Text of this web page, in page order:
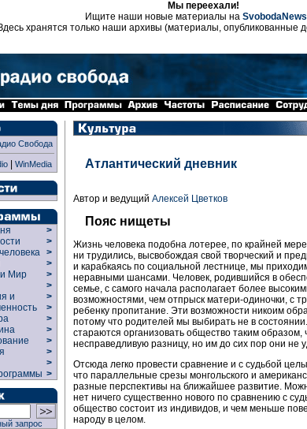
Мы переехали!
Ищите наши новые материалы на
хранятся только наши архивы (материалы, опубликованные
Свобода
| WinMedia
>
>
>
>
Мир
>
>
и
>
>
>
>
>
>
>
>
запрос
Атлантический дневник
Автор и ведущий Алексей Цветков
Пояс нищеты
Жизнь человека подобна лотерее, по крайней
ни трудились, высвобождая свой творческий и
и карабкаясь по социальной лестнице, мы
неравными шансами. Человек, родившийся в
семье, с самого начала располагает более
возможностями, чем отпрыск матери-одиночки, с
ребенку пропитание. Эти возможности никоим
потому что родителей мы выбирать не в
стараются организовать общество таким образом,
несправедливую разницу, но им до сих пор они не
Отсюда легко провести сравнение и с судьбой
что параллельные срезы монгольского и
разные перспективы на ближайшее развитие.
нет ничего существенно нового по сравнению с
общество состоит из индивидов, и чем меньше
народу в целом.